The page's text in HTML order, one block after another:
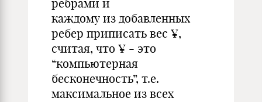
ребрами и
каждому из добавленных
ребер приписать вес ¥,
считая, что ¥ - это
“компьютерная
бесконечность”, т.е.
максимальное из всех